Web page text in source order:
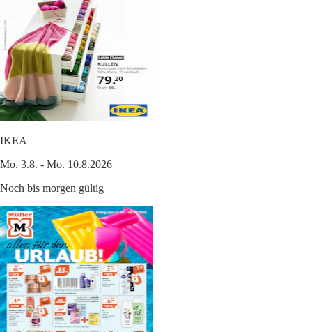
IKEA
Mo. 3.8. - Mo. 10.8.2026
Noch bis morgen gültig